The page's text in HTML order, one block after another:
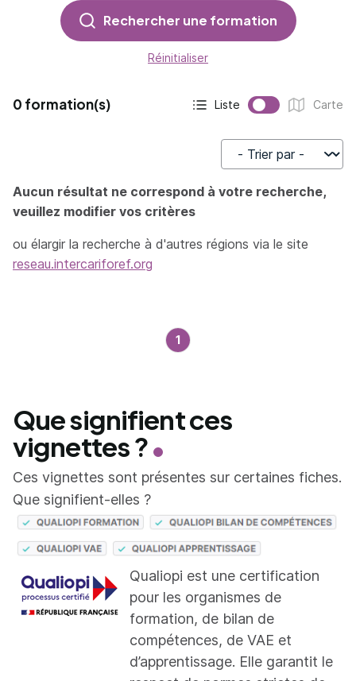
Rechercher une formation
Réinitialiser
0 formation(s)
Affichage actif :
Liste
Affichage :
Carte
Trier par
Aucun résultat ne correspond à votre recherche,
veuillez modifier vos critères
ou élargir la recherche à d'autres régions via le site
reseau.intercariforef.org
1
Que signifient ces
vignettes ?
Ces vignettes sont présentes sur certaines fiches.
Que signifient-elles ?
Qualiopi est une certification
pour les organismes de
formation, de bilan de
compétences, de VAE et
d’apprentissage. Elle garantit le